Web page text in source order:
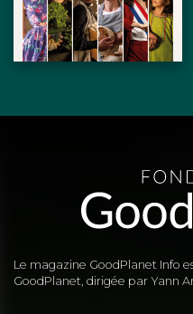
Le magazine GoodPlanet Info
GoodPlanet, dirigée par Yann